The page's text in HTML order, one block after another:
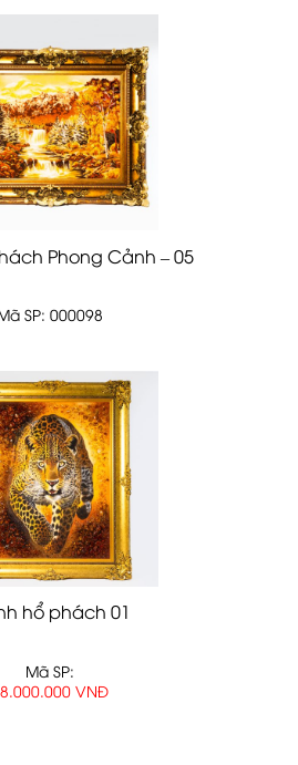
Phong Cảnh – 05
SP: 000098
hổ phách 01
Mã SP:
VNĐ